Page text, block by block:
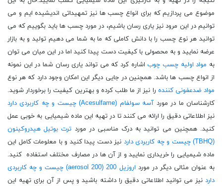
موضوع می پردازیم که برای انواع چسب ها نیز تمهیداتی اندیشیده ایم و می
توانیم در این مرود نیز یاری رسان باشیم، در مورد چسب ها باید بگوییم که می
توانید هر نوع چسب را با دانش کاملی که ما به شما می دهیم تولید و به بازار
عرضه نمایید و به محصولی با کیفیت دست پیدا کنید اما در این میان می توان
به مواد اولیه چسب چوباشاره کرد که می تواند یاری رسان شما در این نمونه
از انواع چسب ها باشد. همچنین در جایی دیگر این امکان وجود دارد که هر نوع
مواد ضدعفونی کننده را نیز از ما طلب کرده و بهترین کیفیت را برخوردار شوید.
کارشناسان ما در مورد آسه سولفام (Acesulfame) چیست و چه کاربردی دارد
نیز اطلاعاتی دقیق را ارائه می کنند تا در تهیه این ماده شیمیایی به خوبی عمل
کنید. همچنین می توانید به درک مناسبی در مورد ترت بوتیل هیدروکینون
(TBHQ) چیست و چه کاربردی دارد
نیز دست پیدا کنید و با معلومات کامل این
ماده شیمیایی را خریداری نمایید و از آن ها در مصارف مختلف استفاده کنید.
به عنوان مثالی دیگر در مورد
اروزیل 200 (aerosol 200) چیست و چه کاربردی
دارد نیز می توانید اطلاعاتی دقیق را داشته باشید و پس از آن برای تهیه این